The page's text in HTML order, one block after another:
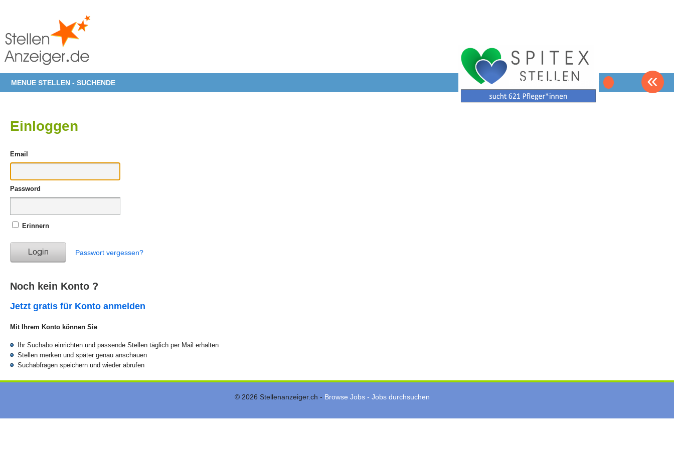
MENUE STELLEN - SUCHENDE BEWERBUNGS-INSERAT «
Einloggen
Email
Password
Erinnern
Passwort vergessen?
Noch kein Konto ?
Jetzt gratis für Konto anmelden
Mit Ihrem Konto können Sie
Ihr Suchabo einrichten und passende Stellen täglich per Mail erhalten
Stellen merken und später genau anschauen
Suchabfragen speichern und wieder abrufen
© 2026 Stellenanzeiger.ch - Browse Jobs - Jobs durchsuchen